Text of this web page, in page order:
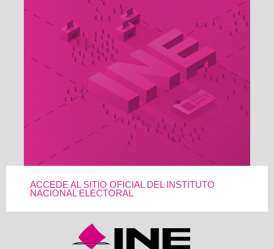
ACCEDE AL SITIO OFICIAL DEL INSTITUTO
NACIONAL ELECTORAL